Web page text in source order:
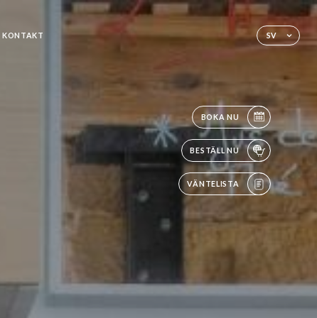
SV
KONTAKT
BOKA NU
BESTÄLL NU
VÄNTELISTA